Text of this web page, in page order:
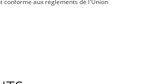
conforme aux réglements de l'Union